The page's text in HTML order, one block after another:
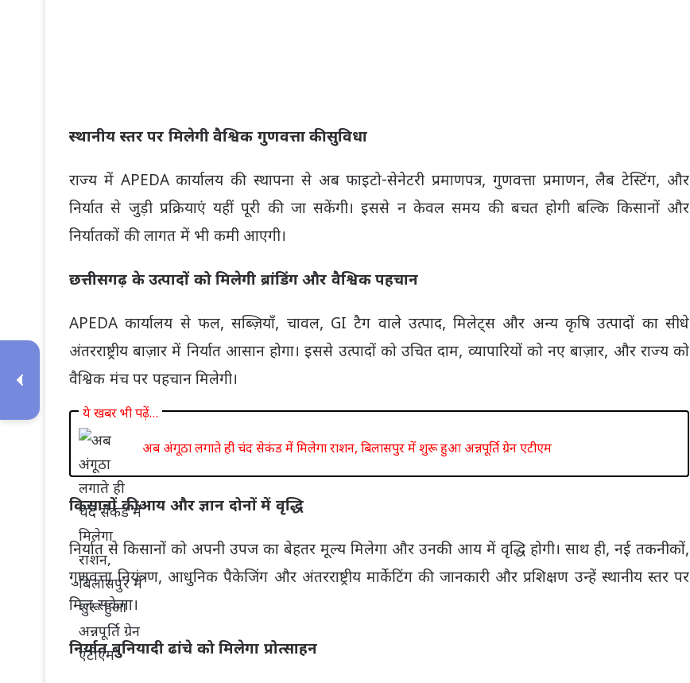
स्थानीय स्तर पर मिलेगी वैश्विक गुणवत्ता की सुविधा
राज्य में APEDA कार्यालय की स्थापना से अब फाइटो-सेनेटरी प्रमाणपत्र, गुणवत्ता प्रमाणन, लैब टेस्टिंग, और
निर्यात से जुड़ी प्रक्रियाएं यहीं पूरी की जा सकेंगी। इससे न केवल समय की बचत होगी बल्कि किसानों और
निर्यातकों की लागत में भी कमी आएगी।
छत्तीसगढ़ के उत्पादों को मिलेगी ब्रांडिंग और वैश्विक पहचान
APEDA कार्यालय से फल, सब्ज़ियाँ, चावल, GI टैग वाले उत्पाद, मिलेट्स और अन्य कृषि उत्पादों का सीधे
अंतरराष्ट्रीय बाज़ार में निर्यात आसान होगा। इससे उत्पादों को उचित दाम, व्यापारियों को नए बाज़ार, और राज्य को
वैश्विक मंच पर पहचान मिलेगी।
ये खबर भी पढ़ें…
अब अंगूठा लगाते ही चंद सेकंड में मिलेगा राशन, बिलासपुर में शुरू हुआ अन्नपूर्ति ग्रेन एटीएम
किसानों की आय और ज्ञान दोनों में वृद्धि
निर्यात से किसानों को अपनी उपज का बेहतर मूल्य मिलेगा और उनकी आय में वृद्धि होगी। साथ ही, नई तकनीकों,
गुणवत्ता नियंत्रण, आधुनिक पैकेजिंग और अंतरराष्ट्रीय मार्केटिंग की जानकारी और प्रशिक्षण उन्हें स्थानीय स्तर पर
मिल सकेगा।
निर्यात बुनियादी ढांचे को मिलेगा प्रोत्साहन